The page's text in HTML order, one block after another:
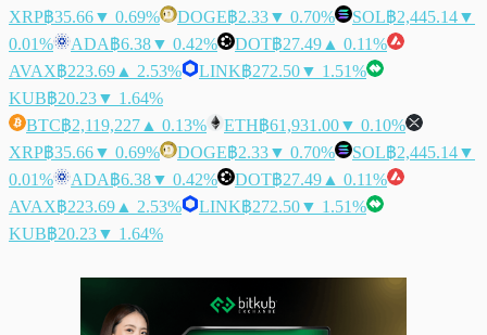
XRP฿35.66▼ 0.69% DOGE฿2.33▼ 0.70% SOL฿2,445.14▼
0.01%
ADA฿6.38▼ 0.42% DOT฿27.49 ▲ 0.11%
AVAX฿223.69 ▲ 2.53% LINK฿272.50▼ 1.51%
KUB฿20.23▼ 1.64%
BTC฿2,119,227 ▲ 0.13% ETH฿61,931.00▼ 0.10%
XRP฿35.66▼ 0.69% DOGE฿2.33▼ 0.70% SOL฿2,445.14▼
0.01%
ADA฿6.38▼ 0.42% DOT฿27.49 ▲ 0.11%
AVAX฿223.69 ▲ 2.53% LINK฿272.50▼ 1.51%
KUB฿20.23▼ 1.64%